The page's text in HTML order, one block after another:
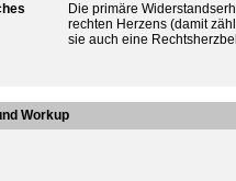
Die primäre
rechten Herzens (damit
sie auch eine
Workup